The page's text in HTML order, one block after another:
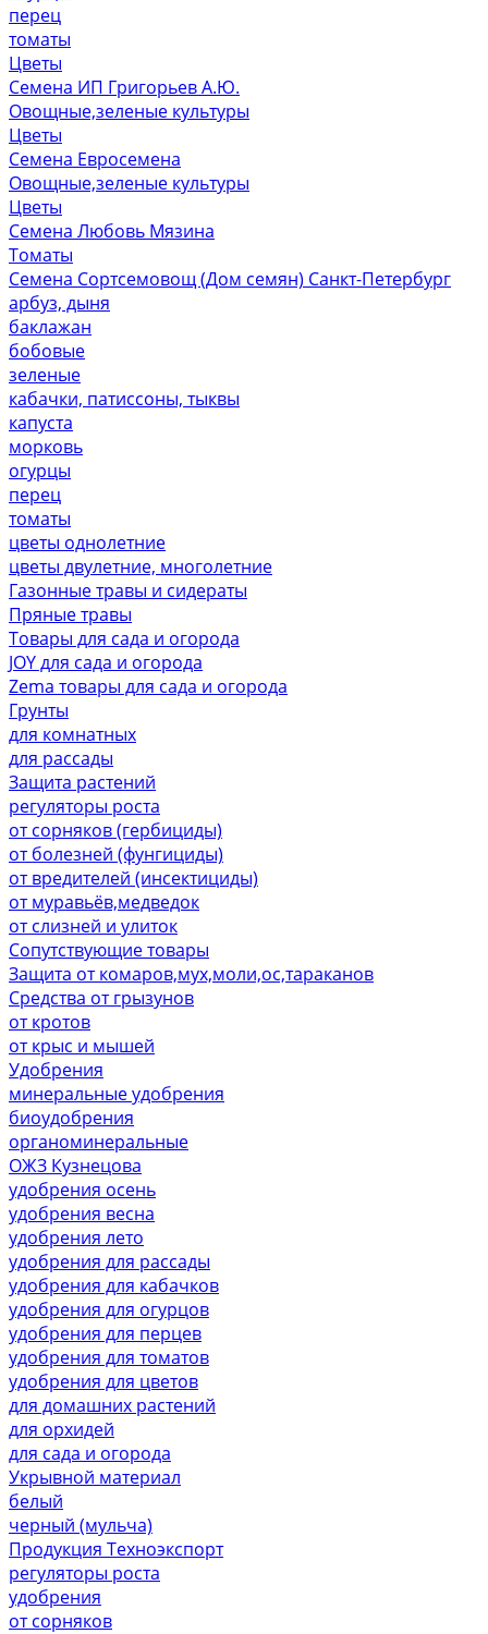
перец
томаты
Цветы
Семена ИП Григорьев А.Ю.
Овощные,зеленые культуры
Цветы
Семена Евросемена
Овощные,зеленые культуры
Цветы
Семена Любовь Мязина
Томаты
Семена Сортсемовощ (Дом семян) Санкт-Петербург
арбуз, дыня
баклажан
бобовые
зеленые
кабачки, патиссоны, тыквы
капуста
морковь
огурцы
перец
томаты
цветы однолетние
цветы двулетние, многолетние
Газонные травы и сидераты
Пряные травы
Товары для сада и огорода
JOY для сада и огорода
Zema товары для сада и огорода
Грунты
для комнатных
для рассады
Защита растений
регуляторы роста
от сорняков (гербициды)
от болезней (фунгициды)
от вредителей (инсектициды)
от муравьёв,медведок
от слизней и улиток
Сопутствующие товары
Защита от комаров,мух,моли,ос,тараканов
Средства от грызунов
от кротов
от крыс и мышей
Удобрения
минеральные удобрения
биоудобрения
органоминеральные
ОЖЗ Кузнецова
удобрения осень
удобрения весна
удобрения лето
удобрения для рассады
удобрения для кабачков
удобрения для огурцов
удобрения для перцев
удобрения для томатов
удобрения для цветов
для домашних растений
для орхидей
для сада и огорода
Укрывной материал
белый
черный (мульча)
Продукция Техноэкспорт
регуляторы роста
удобрения
от сорняков